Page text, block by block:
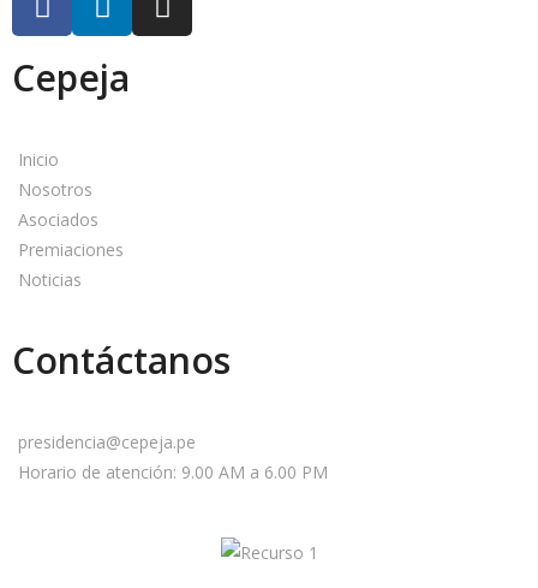
Cepeja
Inicio
Nosotros
Asociados
Premiaciones
Noticias
Contáctanos
presidencia@cepeja.pe
Horario de atención: 9.00 AM a 6.00 PM